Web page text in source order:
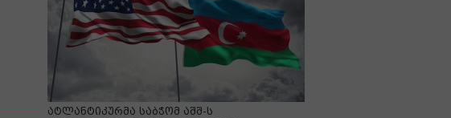
ატლანტიკურმა საბჭომ აშშ-ს